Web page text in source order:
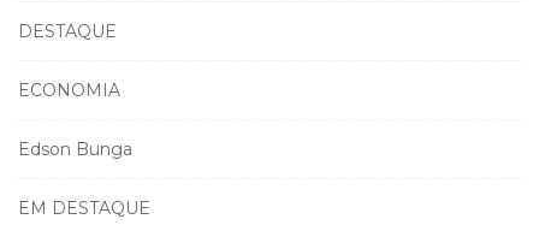
DESTAQUE
ECONOMIA
Edson Bunga
EM DESTAQUE